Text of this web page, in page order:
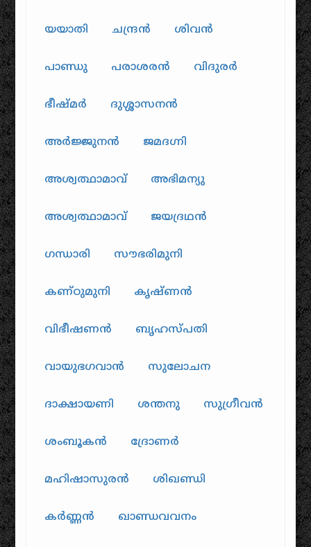
യയാതി ചന്ദ്രൻ ശിവൻ
പാണ്ഡു പരാശരൻ വിദുരർ
ഭീഷ്മർ ദുശ്ശാസനൻ
അർജ്ജുനൻ ജമദഗ്നി
അശ്വത്ഥാമാവ് അഭിമന്യു
അശ്വത്ഥാമാവ് ജയദ്രഥൻ
ഗന്ധാരി സൗഭരിമുനി
കണ്ഠുമുനി കൃഷ്ണൻ
വിഭീഷണൻ ബൃഹസ്പതി
വായുഭഗവാൻ സുലോചന
ദാക്ഷായണി ശന്തനു സുഗ്രീവൻ
ശംബൂകൻ ദ്രോണർ
മഹിഷാസുരൻ ശിഖണ്ഡി
കർണ്ണൻ ഖാണ്ഡവവനം